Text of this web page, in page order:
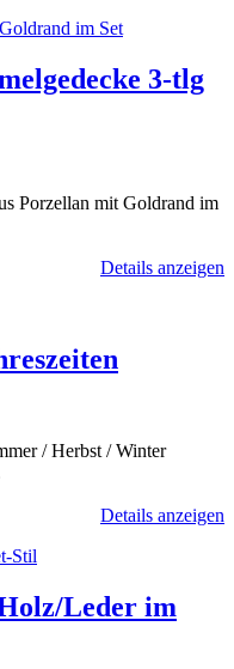
3-tlg
Porzellan mit Goldrand im
Details anzeigen
/ Herbst / Winter
Details anzeigen
Leder im